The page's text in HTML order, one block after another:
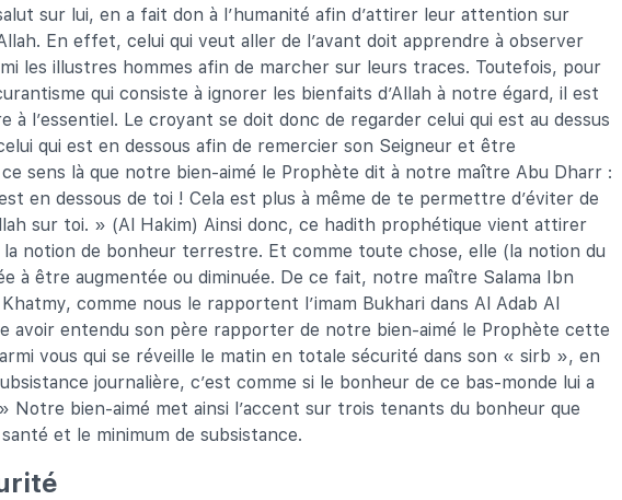
sur lui, en a fait don à l’humanité afin d’attirer leur attention sur
En effet, celui qui veut aller de l’avant doit apprendre à observer
les illustres hommes afin de marcher sur leurs traces. Toutefois, pour
qui consiste à ignorer les bienfaits d’Allah à notre égard, il est
à l’essentiel. Le croyant se doit donc de regarder celui qui est au dessus
qui est en dessous afin de remercier son Seigneur et être
ce sens là que notre bien-aimé le Prophète dit à notre maître Abu Dharr :
en dessous de toi ! Cela est plus à même de te permettre d’éviter de
sur toi. » (Al Hakim) Ainsi donc, ce hadith prophétique vient attirer
la notion de bonheur terrestre. Et comme toute chose, elle (la notion du
à être augmentée ou diminuée. De ce fait, notre maître Salama Ibn
comme nous le rapportent l’imam Bukhari dans Al Adab Al
avoir entendu son père rapporter de notre bien-aimé le Prophète cette
vous qui se réveille le matin en totale sécurité dans son « sirb », en
journalière, c’est comme si le bonheur de ce bas-monde lui a
Notre bien-aimé met ainsi l’accent sur trois tenants du bonheur que
et le minimum de subsistance.